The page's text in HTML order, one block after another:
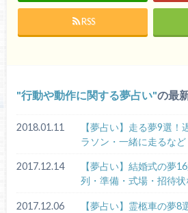
RSS
行動や動作に関する夢占い の最
2018.01.11
【夢占い】走る夢9選
ラソン・一緒に走るなど
2017.12.14
【夢占い】結婚式の夢
列・準備・式場・招待
2017.12.06
【夢占い】霊柩車の夢8